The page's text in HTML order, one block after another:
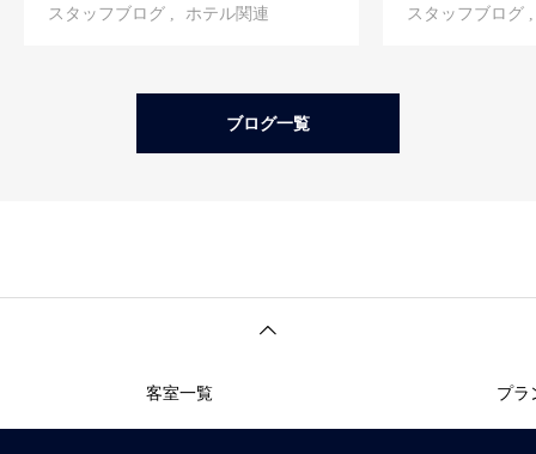
スタッフブログ ホテル関連 スタッフブログ
ブログ一覧
客室一覧 プラ